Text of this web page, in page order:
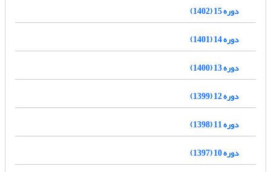
دوره 15 (1402)
دوره 14 (1401)
دوره 13 (1400)
دوره 12 (1399)
دوره 11 (1398)
دوره 10 (1397)